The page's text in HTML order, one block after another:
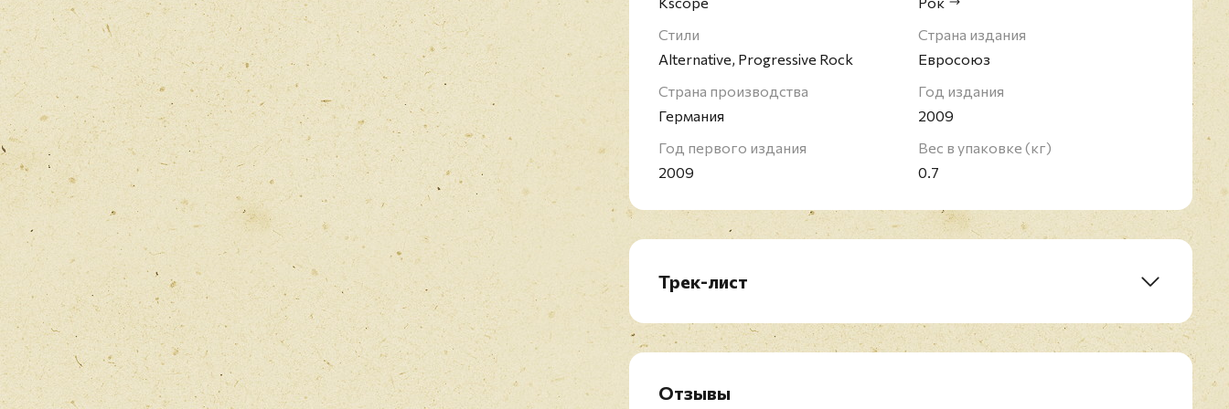
Стили
Alternative, Progressive Rock
Страна издания
Евросоюз
Страна производства
Германия
Год издания
2009
Год первого издания
2009
Вес в упаковке (кг)
0.7
Трек-лист
A1. Harmony Korine
A2. Abandoner
B1. Veneno Para Las Hadas
Отзывы